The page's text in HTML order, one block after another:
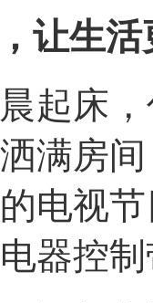
让生活
起床
满房
电视
器控